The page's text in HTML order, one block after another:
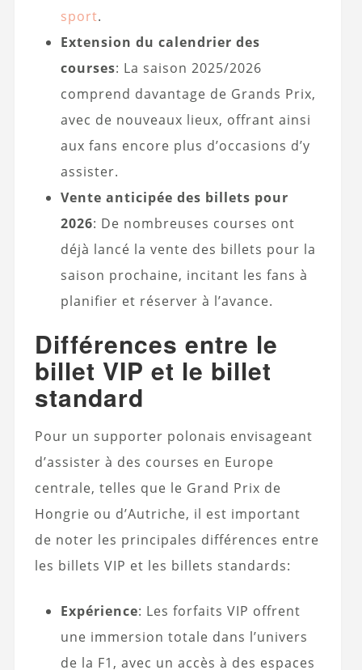
sport.
Extension du calendrier des
courses: La saison 2025/2026
comprend davantage de Grands Prix,
avec de nouveaux lieux, offrant ainsi
aux fans encore plus d’occasions d’y
assister.
Vente anticipée des billets pour
2026: De nombreuses courses ont
déjà lancé la vente des billets pour la
saison prochaine, incitant les fans à
planifier et réserver à l’avance.
Différences entre le
billet VIP et le billet
standard
Pour un supporter polonais envisageant
d’assister à des courses en Europe
centrale, telles que le Grand Prix de
Hongrie ou d’Autriche, il est important
de noter les principales différences entre
les billets VIP et les billets standards:
Expérience: Les forfaits VIP offrent
une immersion totale dans l’univers
de la F1, avec un accès à des espaces